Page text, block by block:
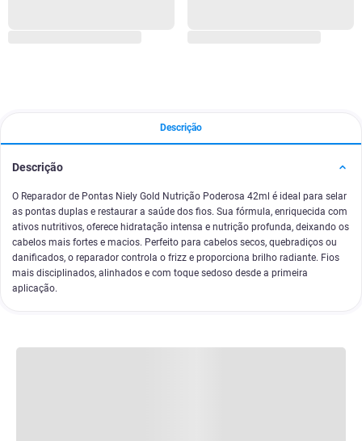
Descrição
Descrição
O Reparador de Pontas Niely Gold Nutrição Poderosa 42ml é ideal para selar
as pontas duplas e restaurar a saúde dos fios. Sua fórmula, enriquecida com
ativos nutritivos, oferece hidratação intensa e nutrição profunda, deixando os
cabelos mais fortes e macios. Perfeito para cabelos secos, quebradiços ou
danificados, o reparador controla o frizz e proporciona brilho radiante. Fios
mais disciplinados, alinhados e com toque sedoso desde a primeira
aplicação.